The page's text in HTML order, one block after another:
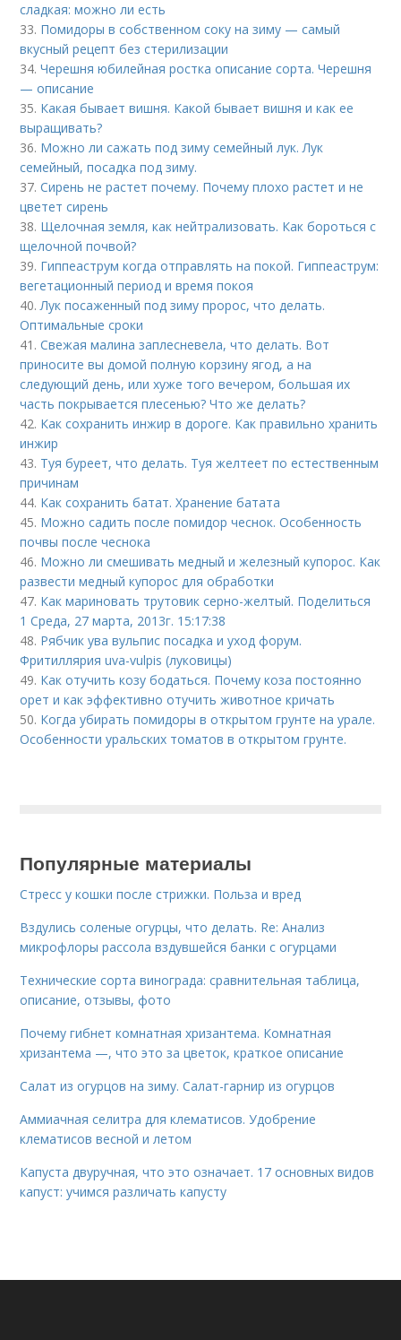
сладкая: можно ли есть
33. Помидоры в собственном соку на зиму — самый
вкусный рецепт без стерилизации
34.Черешня юбилейная ростка описание сорта. Черешня
— описание
35. Какая бывает вишня. Какой бывает вишня и как ее
выращивать?
36. Можно ли сажать под зиму семейный лук. Лук
семейный, посадка под зиму.
37.Сирень не растет почему. Почему плохо растет и не
цветет сирень
38. Щелочная земля, как нейтрализовать. Как бороться с
щелочной почвой?
39. Гиппеаструм когда отправлять на покой. Гиппеаструм:
вегетационный период и время покоя
40.Лук посаженный под зиму пророс, что делать.
Оптимальные сроки
41.Свежая малина заплесневела, что делать. Вот
приносите вы домой полную корзину ягод, а на
следующий день, или хуже того вечером, большая их
часть покрывается плесенью? Что же делать?
42. Как сохранить инжир в дороге. Как правильно хранить
инжир
43. Туя буреет, что делать. Туя желтеет по естественным
причинам
44. Как сохранить батат. Хранение батата
45. Можно садить после помидор чеснок. Особенность
почвы после чеснока
46. Можно ли смешивать медный и железный купорос. Как
развести медный купорос для обработки
47. Как мариновать трутовик серно-желтый. Поделиться
1 Среда, 27 марта, 2013г. 15:17:38
48. Рябчик ува вульпис посадка и уход форум.
Фритиллярия uva-vulpis (луковицы)
49. Как отучить козу бодаться. Почему коза постоянно
орет и как эффективно отучить животное кричать
50. Когда убирать помидоры в открытом грунте на урале.
Особенности уральских томатов в открытом грунте.
Популярные материалы
Стресс у кошки после стрижки. Польза и вред
Вздулись соленые огурцы, что делать. Re: Анализ
микрофлоры рассола вздувшейся банки с огурцами
Технические сорта винограда: сравнительная таблица,
описание, отзывы, фото
Почему гибнет комнатная хризантема. Комнатная
хризантема —, что это за цветок, краткое описание
Салат из огурцов на зиму. Салат-гарнир из огурцов
Аммиачная селитра для клематисов. Удобрение
клематисов весной и летом
Капуста двуручная, что это означает. 17 основных видов
капуст: учимся различать капусту